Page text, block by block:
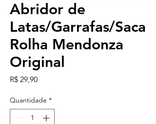
Abridor de
Latas/Garrafas/Saca
Rolha Mendonza
Original
R$ 29,90Preço
Quantidade *